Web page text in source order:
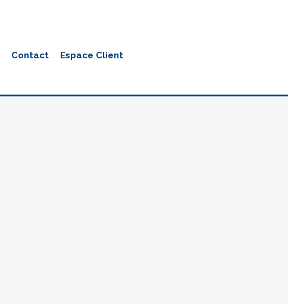
Contact Espace Client